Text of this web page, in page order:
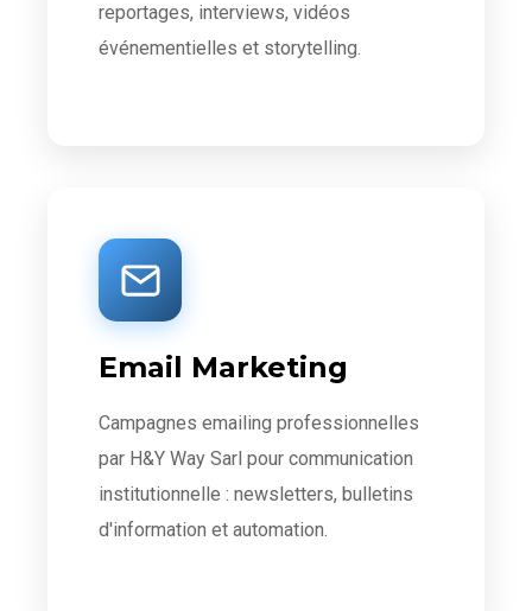
reportages, interviews, vidéos
événementielles et storytelling.
Email Marketing
Campagnes emailing professionnelles
par H&Y Way Sarl pour communication
institutionnelle : newsletters, bulletins
d'information et automation.